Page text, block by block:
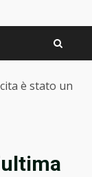
è stato un